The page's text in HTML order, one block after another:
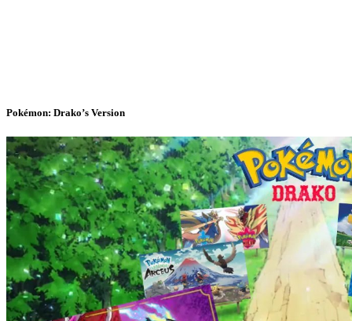
Pokémon: Drako’s Version